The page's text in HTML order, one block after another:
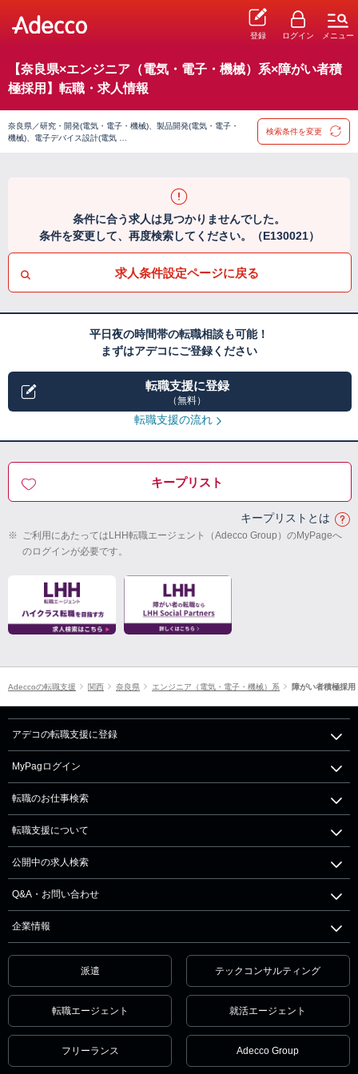
登録 ログイン メニュー
【奈良県×エンジニア（電気・電子・機械）系×障がい者積
極採用】転職・求人情報
奈良県／研究・開発(電気・電子・機械)、製品開発(電気・電子・
機械)、電子デバイス設計(電気 …
検索条件を変更
条件に合う求人は見つかりませんでした。
条件を変更して、再度検索してください。（E130021）
求人条件設定ページに戻る
平日夜の時間帯の転職相談も可能！
まずはアデコにご登録ください
転職支援に登録
（無料）
転職支援の流れ
キープリスト
キープリストとは
※ ご利用にあたってはLHH転職エージェント（Adecco Group）のMyPageへ
のログインが必要です。
Adeccoの転職支援 関西 奈良県 エンジニア（電気・電子・機械）系 障がい者積極採用
アデコの転職支援に登録
MyPagログイン
転職のお仕事検索
転職支援について
公開中の求人検索
Q&A・お問い合わせ
企業情報
派遣 テックコンサルティング
転職エージェント 就活エージェント
フリーランス Adecco Group